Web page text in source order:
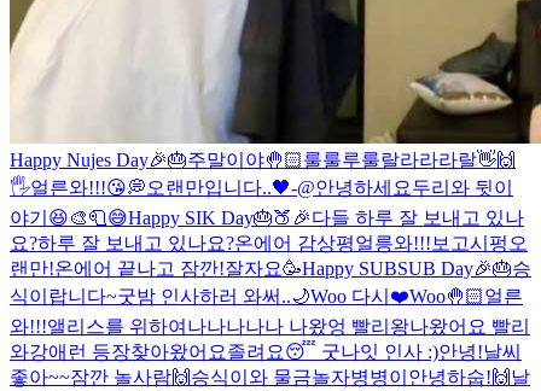
Happy Nujes Day🎉🎂주말이야🤚🏻룰룰루룰랄라라라랄👋🙌
🖐얼른와!!!😘💭오랜만입니다..🖤-@안녕하세요두리와 뒷이
야기😆🎨🧻😅Happy SIK Day🎂🍑🎉다들 하루 잘 보내고 있나
요?하루 잘 보내고 있나요?온에어 감상평얼릉와!!!보고시펑 오
랜만!온에어 끝나고 잠깐!잘자요🥳Happy SUBSUB Day🎉🎂승
식이랍니다~굿밤 인사하러 와써..🌙Woo 다시❤️Woo🤚🏻얼른
와!!!앨리스를 위하여 나나나나나 나왔엉 빨리왕나왔어요 빨리
와강애런 등장찾아왔어요졸려요😴 굿나잇 인사 :)안녕!날씨
좋아~~잠깐 놀사람🙌 승식이와 물금놀자병병이 안녕하숩!🙌 날